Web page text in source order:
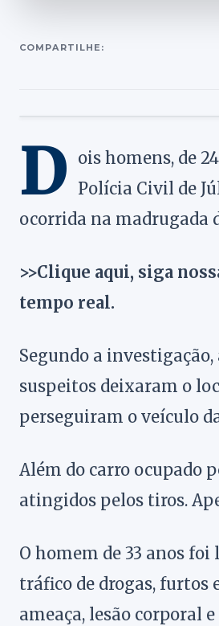
COMPARTILHE:
D ois homens, de
Polícia Civil de
ocorrida na madrugada
>>Clique aqui, siga
tempo real.
Segundo a
suspeitos deixaram o
perseguiram o veículo
Além do carro ocupado
atingidos pelos tiros.
O homem de 33 anos
tráfico de drogas, furtos
ameaça, lesão corporal